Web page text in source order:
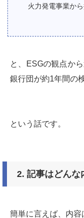
火力発電事業か
と、ESGの観点か
銀行団が約1年間の
という話です。
2. 記事はどんな
簡単に言えば、内容